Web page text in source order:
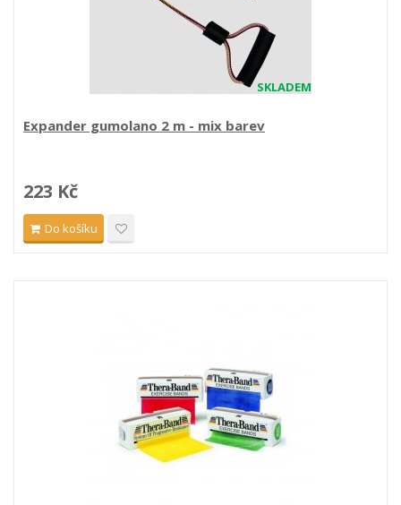
SKLADEM
Expander gumolano 2 m - mix barev
223 Kč
Do košíku